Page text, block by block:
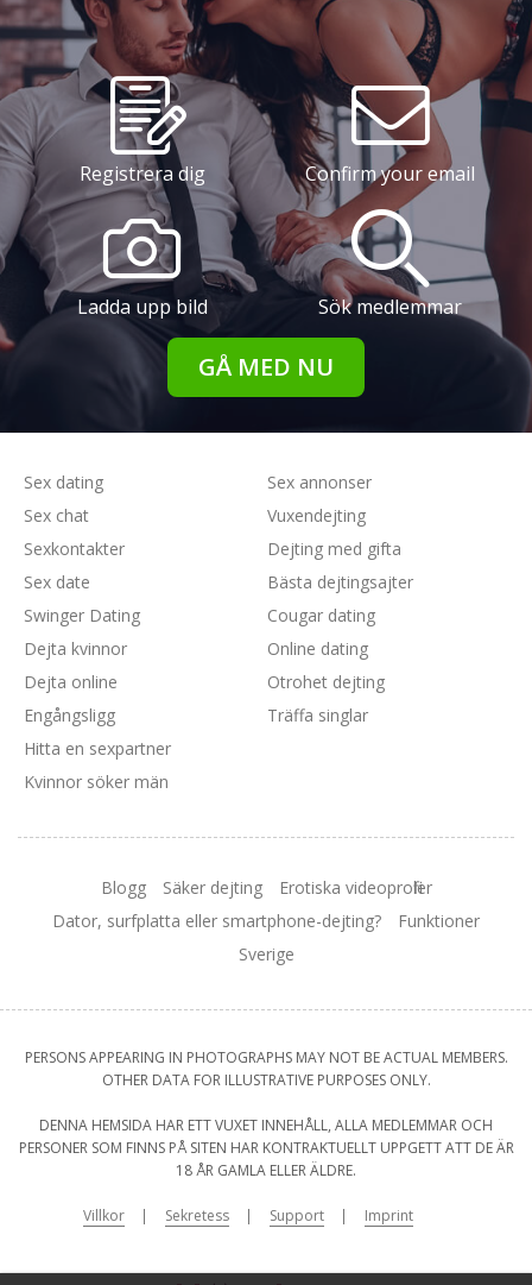
Registrera dig Confirm your email
Ladda upp bild Sök medlemmar
GÅ MED NU
Sex dating
Sex chat
Sexkontakter
Sex date
Swinger Dating
Sex annonser
Vuxendejting
Dejting med gifta
Bästa dejtingsajter
Cougar dating
Dejta kvinnor
Dejta online
Engångsligg
Hitta en sexpartner
Kvinnor söker män
Online dating
Otrohet dejting
Träffa singlar
Blogg Säker dejting
Erotiska videoprofiler
Dator, surfplatta eller smartphone-dejting?
Funktioner
Sverige
PERSONS APPEARING IN PHOTOGRAPHS MAY NOT BE ACTUAL MEMBERS.
OTHER DATA FOR ILLUSTRATIVE PURPOSES ONLY.
DENNA HEMSIDA HAR ETT VUXET INNEHÅLL, ALLA MEDLEMMAR OCH
PERSONER SOM FINNS PÅ SITEN HAR KONTRAKTUELLT UPPGETT ATT DE ÄR
18 ÅR GAMLA ELLER ÄLDRE.
Villkor Sekretess Support Imprint